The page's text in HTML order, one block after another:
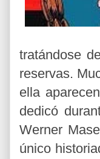
tratándose
reservas.
ella
dedicó
Werner
único